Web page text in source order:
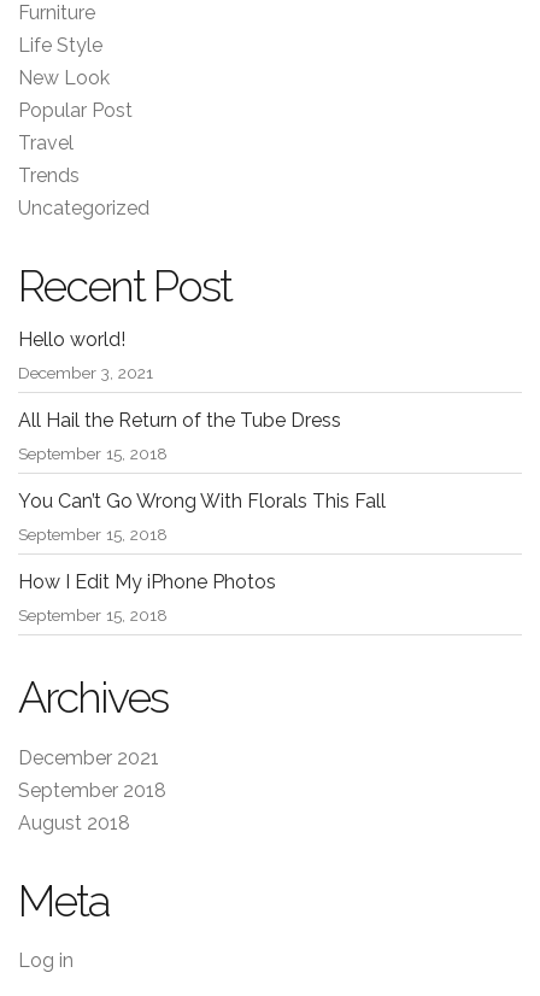
Furniture
Life Style
New Look
Popular Post
Travel
Trends
Uncategorized
Recent Post
Hello world!
December 3, 2021
All Hail the Return of the Tube Dress
September 15, 2018
You Can’t Go Wrong With Florals This Fall
September 15, 2018
How I Edit My iPhone Photos
September 15, 2018
Archives
December 2021
September 2018
August 2018
Meta
Log in